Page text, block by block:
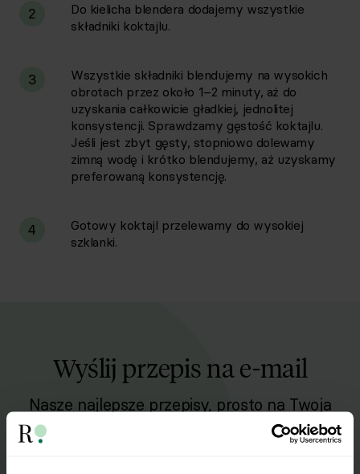
2
Do kielicha blendera dodajemy wszystkie
składniki koktajlu.
3
Wszystkie składniki blendujemy na wysokich
obrotach przez około 1–2 minuty, aż do
uzyskania całkowicie gładkiej, jednolitej
konsystencji. Sprawdzamy gęstość koktajlu.
Jeśli jest zbyt gęsty, stopniowo dolewamy
zimną wodę i krótko blendujemy, aż uzyskamy
preferowaną konsystencję.
4
Gotowy koktajl przelewamy do wysokiej
szklanki.
Wyślij przepis na e-mail
Nasze najlepsze przepisy, prosto na Twoja